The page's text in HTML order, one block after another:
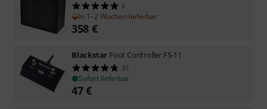
6
In 1–2 Wochen lieferbar
358 €
Blackstar Foot Controller FS-11
37
Sofort lieferbar
47€